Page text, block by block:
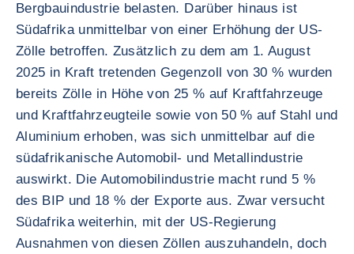
Bergbauindustrie belasten. Darüber hinaus ist
Südafrika unmittelbar von einer Erhöhung der US-
Zölle betroffen. Zusätzlich zu dem am 1. August
2025 in Kraft tretenden Gegenzoll von 30 % wurden
bereits Zölle in Höhe von 25 % auf Kraftfahrzeuge
und Kraftfahrzeugteile sowie von 50 % auf Stahl und
Aluminium erhoben, was sich unmittelbar auf die
südafrikanische Automobil- und Metallindustrie
auswirkt. Die Automobilindustrie macht rund 5 %
des BIP und 18 % der Exporte aus. Zwar versucht
Südafrika weiterhin, mit der US-Regierung
Ausnahmen von diesen Zöllen auszuhandeln, doch